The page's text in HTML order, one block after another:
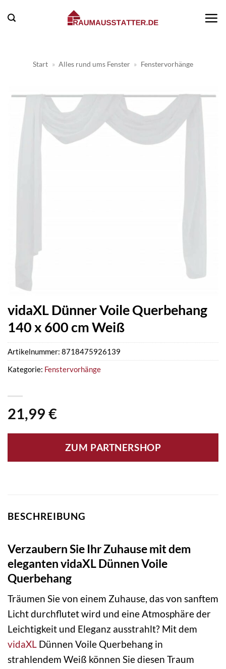
Inhalt
Start » Alles rund ums Fenster » Fenstervorhänge
vidaXL Dünner Voile Querbehang
140 x 600 cm Weiß
21,99 €
ZUM PARTNERSHOP
Artikelnummer: 8718475926139
Kategorie: Fenstervorhänge
BESCHREIBUNG
Verzaubern Sie Ihr Zuhause mit dem
eleganten vidaXL Dünnen Voile
Querbehang
Träumen Sie von einem Zuhause, das von sanftem
Licht durchflutet wird und eine Atmosphäre der
Leichtigkeit und Eleganz ausstrahlt? Mit dem
vidaXL Dünnen Voile Querbehang in
strahlendem Weiß können Sie diesen Traum